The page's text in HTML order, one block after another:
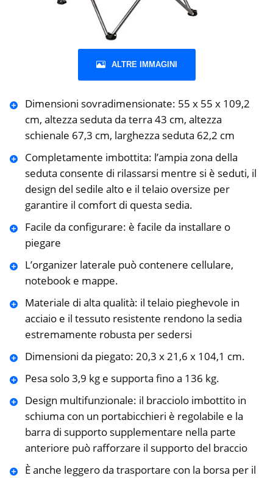
ALTRE IMMAGINI
Dimensioni sovradimensionate: 55 x 55 x 109,2
cm, altezza seduta da terra 43 cm, altezza
schienale 67,3 cm, larghezza seduta 62,2 cm
Completamente imbottita: l’ampia zona della
seduta consente di rilassarsi mentre si è seduti, il
design del sedile alto e il telaio oversize per
garantire il comfort di questa sedia.
Facile da configurare: è facile da installare o
piegare
L’organizer laterale può contenere cellulare,
notebook e mappe.
Materiale di alta qualità: il telaio pieghevole in
acciaio e il tessuto resistente rendono la sedia
estremamente robusta per sedersi
Dimensioni da piegato: 20,3 x 21,6 x 104,1 cm.
Pesa solo 3,9 kg e supporta fino a 136 kg.
Design multifunzionale: il bracciolo imbottito in
schiuma con un portabicchieri è regolabile e la
barra di supporto supplementare nella parte
anteriore può rafforzare il supporto del braccio
È anche leggero da trasportare con la borsa per il